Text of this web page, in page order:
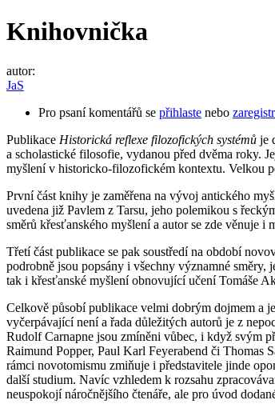
Knihovnička
autor:
JaS
Pro psaní komentářů se přihlaste nebo
Publikace Historická reflexe filozofických systémů je
a scholastické filosofie, vydanou před dvěma roky.
myšlení v historicko-filozofickém kontextu. Velkou
První část knihy je zaměřena na vývoj antického
uvedena již Pavlem z Tarsu, jeho polemikou s
směrů křesťanského myšlení a autor se zde věnuje i
Třetí část publikace se pak soustředí na období
podrobně jsou popsány i všechny významné
tak i křesťanské myšlení obnovující učení Tomáše
Celkově působí publikace velmi dobrým dojmem a
vyčerpávající není a řada důležitých autorů je z
Rudolf Carnapne jsou zmíněni vůbec, i když svým
Raimund Popper, Paul Karl Feyerabend či Thomas
rámci novotomismu zmiňuje i představitele jinde
další studium. Navíc vzhledem k rozsahu
neuspokojí náročnějšího čtenáře, ale pro úvod